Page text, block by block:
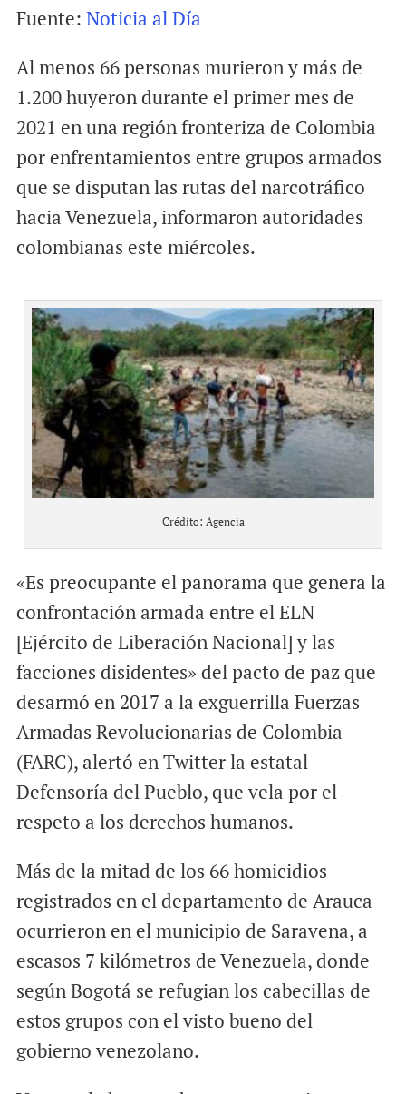
a
l
c
b
k
a
s
p
Fuente: Noticia al Día
Al menos 66 personas murieron y más de
1.200 huyeron durante el primer mes de
2021 en una región fronteriza de Colombia
por enfrentamientos entre grupos armados
que se disputan las rutas del narcotráfico
hacia Venezuela, informaron autoridades
colombianas este miércoles.
Crédito: Agencia
«Es preocupante el panorama que genera la
confrontación armada entre el ELN
[Ejército de Liberación Nacional] y las
facciones disidentes» del pacto de paz que
desarmó en 2017 a la exguerrilla Fuerzas
Armadas Revolucionarias de Colombia
(FARC), alertó en Twitter la estatal
Defensoría del Pueblo, que vela por el
respeto a los derechos humanos.
Más de la mitad de los 66 homicidios
registrados en el departamento de Arauca
ocurrieron en el municipio de Saravena, a
escasos 7 kilómetros de Venezuela, donde
según Bogotá se refugian los cabecillas de
estos grupos con el visto bueno del
gobierno venezolano.